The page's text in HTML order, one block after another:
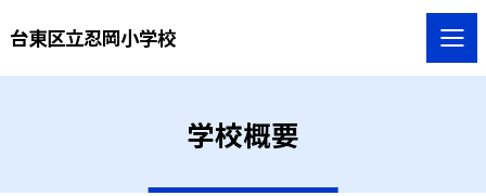
台東区立忍岡小学校
学校概要